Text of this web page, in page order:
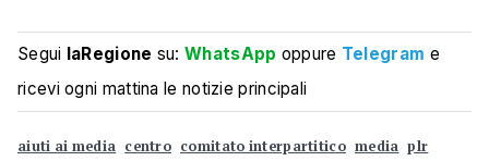
Segui laRegione su:WhatsApp oppure Telegram e
ricevi ogni mattina le notizie principali
aiuti ai media centro comitato interpartitico media plr